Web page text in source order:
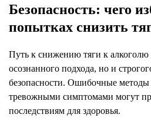
Безопасность: чего
попытках снизить
Путь к снижению тяги к алкоголю
осознанного подхода, но и
безопасности. Ошибочные
тревожными симптомами могут
последствиям для здоровья.